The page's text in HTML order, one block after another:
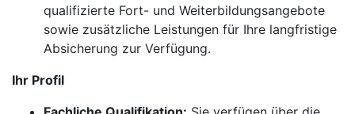
qualifizierte Fort- und Weiterbildungsangebote
sowie zusätzliche Leistungen für Ihre langfristige
Absicherung zur Verfügung.
Ihr Profil